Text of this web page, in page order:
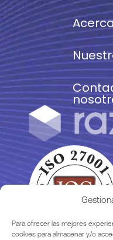
Para ofrecer las mejores
cookies para almacenar y/o